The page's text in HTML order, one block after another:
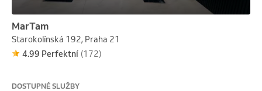
MarTam
Starokolínská 192, Praha 21
4.99 Perfektní (172)
DOSTUPNÉ SLUŽBY